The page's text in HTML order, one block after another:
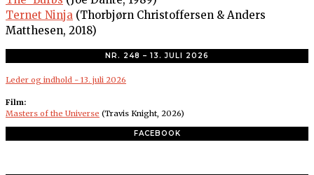
Ternet Ninja (Thorbjørn Christoffersen & Anders
Matthesen, 2018)
NR. 248 – 13. JULI 2026
Leder og indhold - 13. juli 2026
Film:
Masters of the Universe (Travis Knight, 2026)
FACEBOOK